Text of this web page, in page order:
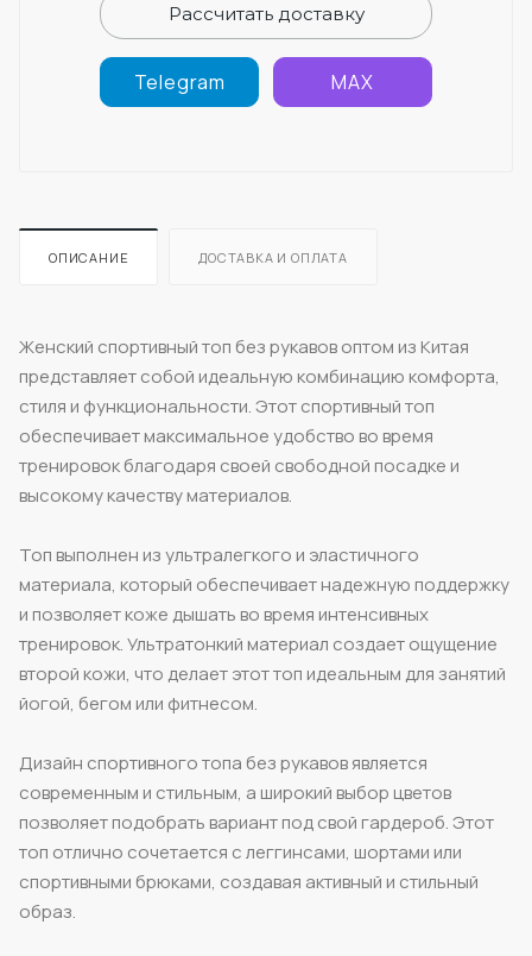
Рассчитать доставку
Telegram MAX
ОПИСАНИЕ ДОСТАВКА И ОПЛАТА
Женский спортивный топ без рукавов оптом из Китая
представляет собой идеальную комбинацию комфорта,
стиля и функциональности. Этот спортивный топ
обеспечивает максимальное удобство во время
тренировок благодаря своей свободной посадке и
высокому качеству материалов.
Топ выполнен из ультралегкого и эластичного
материала, который обеспечивает надежную поддержку
и позволяет коже дышать во время интенсивных
тренировок. Ультратонкий материал создает ощущение
второй кожи, что делает этот топ идеальным для занятий
йогой, бегом или фитнесом.
Дизайн спортивного топа без рукавов является
современным и стильным, а широкий выбор цветов
позволяет подобрать вариант под свой гардероб. Этот
топ отлично сочетается с леггинсами, шортами или
спортивными брюками, создавая активный и стильный
образ.